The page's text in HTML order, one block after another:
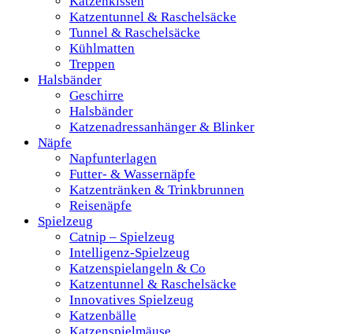
Katzentunnel & Raschelsäcke
Tunnel & Raschelsäcke
Kühlmatten
Treppen
Halsbänder
Geschirre
Halsbänder
Katzenadressanhänger & Blinker
Näpfe
Napfunterlagen
Futter- & Wassernäpfe
Katzentränken & Trinkbrunnen
Reisenäpfe
Spielzeug
Catnip – Spielzeug
Intelligenz-Spielzeug
Katzenspielangeln & Co
Katzentunnel & Raschelsäcke
Innovatives Spielzeug
Katzenbälle
Katzenspielmäuse